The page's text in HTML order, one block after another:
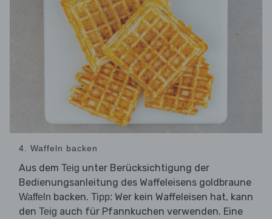
4. Waffeln backen
Aus dem Teig unter Berücksichtigung der
Bedienungsanleitung des Waffeleisens goldbraune
Waffeln backen. Tipp: Wer kein Waffeleisen hat, kann
den Teig auch für Pfannkuchen verwenden. Eine